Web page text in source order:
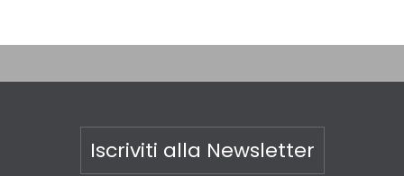
Iscriviti alla Newsletter